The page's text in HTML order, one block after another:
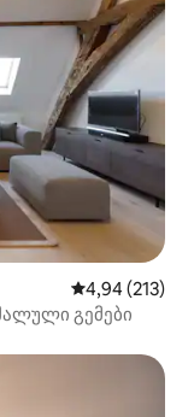
საშუალო
4,94 (213)
გემები